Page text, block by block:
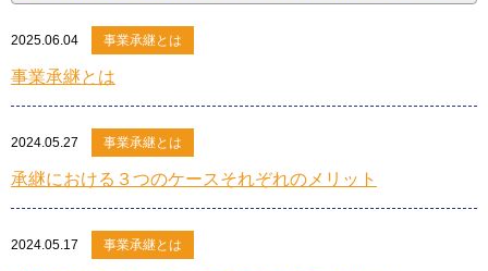
2025.06.04 事業承継とは
事業承継とは
2024.05.27 事業承継とは
承継における３つのケースそれぞれのメリット
2024.05.17 事業承継とは